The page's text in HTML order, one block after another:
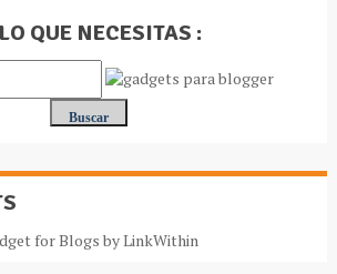
QUE NECESITAS :